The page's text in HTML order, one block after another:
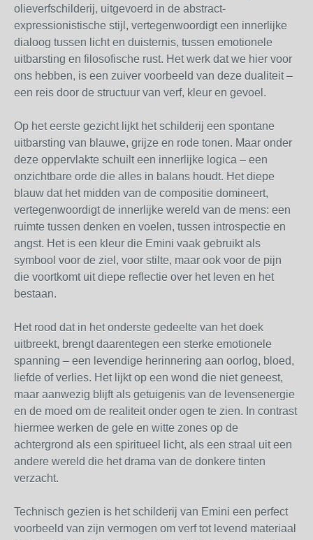
olieverfschilderij, uitgevoerd in de abstract-
expressionistische stijl, vertegenwoordigt een innerlijke
dialoog tussen licht en duisternis, tussen emotionele
uitbarsting en filosofische rust. Het werk dat we hier voor
ons hebben, is een zuiver voorbeeld van deze dualiteit –
een reis door de structuur van verf, kleur en gevoel.
Op het eerste gezicht lijkt het schilderij een spontane
uitbarsting van blauwe, grijze en rode tonen. Maar onder
deze oppervlakte schuilt een innerlijke logica – een
onzichtbare orde die alles in balans houdt. Het diepe
blauw dat het midden van de compositie domineert,
vertegenwoordigt de innerlijke wereld van de mens: een
ruimte tussen denken en voelen, tussen introspectie en
angst. Het is een kleur die Emini vaak gebruikt als
symbool voor de ziel, voor stilte, maar ook voor de pijn
die voortkomt uit diepe reflectie over het leven en het
bestaan.
Het rood dat in het onderste gedeelte van het doek
uitbreekt, brengt daarentegen een sterke emotionele
spanning – een levendige herinnering aan oorlog, bloed,
liefde of verlies. Het lijkt op een wond die niet geneest,
maar aanwezig blijft als getuigenis van de levensenergie
en de moed om de realiteit onder ogen te zien. In contrast
hiermee werken de gele en witte zones op de
achtergrond als een spiritueel licht, als een straal uit een
andere wereld die het drama van de donkere tinten
verzacht.
Technisch gezien is het schilderij van Emini een perfect
voorbeeld van zijn vermogen om verf tot levend materiaal